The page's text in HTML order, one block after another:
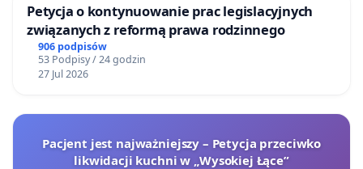
Petycja o kontynuowanie prac legislacyjnych
związanych z reformą prawa rodzinnego
906 podpisów
53 Podpisy / 24 godzin
27 Jul 2026
Pacjent jest najważniejszy – Petycja przeciwko
likwidacji kuchni w „Wysokiej Łące”